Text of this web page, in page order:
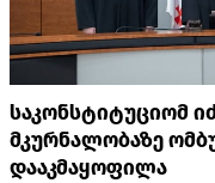
საკონსტიტუციომ
მკურნალობაზე
დააკმაყოფილა